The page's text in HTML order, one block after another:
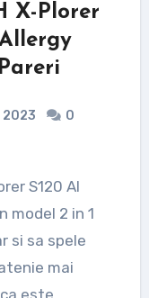
X-Plorer
0
model 2 in 1
si sa spele
mai
este…